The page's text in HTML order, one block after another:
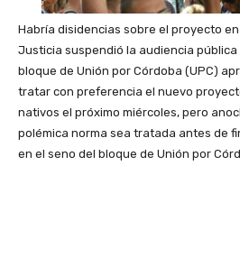
Habría disidencias sobre el proyecto
Justicia suspendió la audiencia pública
bloque de Unión por Córdoba (UPC)
tratar con preferencia el nuevo
nativos el próximo miércoles, pero
polémica norma sea tratada antes de
en el seno del bloque de Unión por